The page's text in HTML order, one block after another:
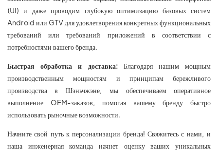
(UI) и даже проводим глубокую оптимизацию базовых систем
Android или GTV для удовлетворения конкретных функциональных
требований или требований приложений в соответствии с
потребностями вашего бренда.
Быстрая обработка и доставка:Благодаря нашим мощным
производственным мощностям и принципам бережливого
производства в Шэньчжэне, мы обеспечиваем оперативное
выполнение OEM-заказов, помогая вашему бренду быстро
использовать рыночные возможности.
Начните свой путь к персонализации бренда! Свяжитесь с нами, и
наша инженерная команда начнет оценку ваших уникальных